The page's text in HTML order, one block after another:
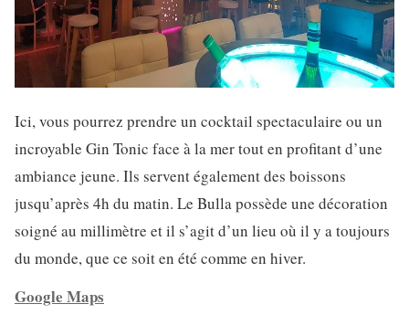
Ici, vous pourrez prendre un cocktail spectaculaire ou un
incroyable Gin Tonic face à la mer tout en profitant d’une
ambiance jeune. Ils servent également des boissons
jusqu’après 4h du matin. Le Bulla possède une décoration
soigné au millimètre et il s’agit d’un lieu où il y a toujours
du monde, que ce soit en été comme en hiver.
Google Maps